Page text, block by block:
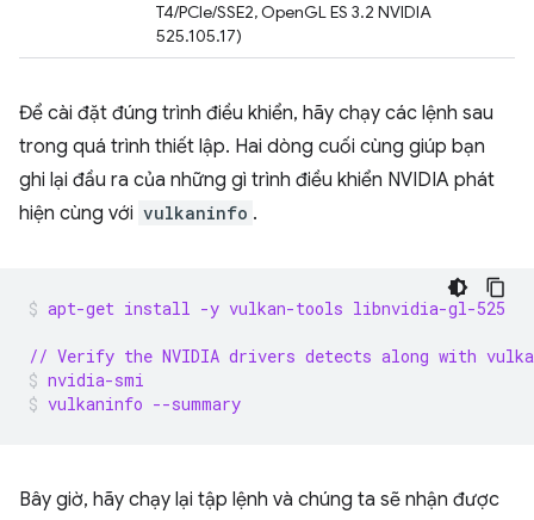
T4/PCIe/SSE2, OpenGL ES 3.2 NVIDIA
525.105.17)
Để cài đặt đúng trình điều khiển, hãy chạy các lệnh sau
trong quá trình thiết lập. Hai dòng cuối cùng giúp bạn
ghi lại đầu ra của những gì trình điều khiển NVIDIA phát
hiện cùng với vulkaninfo .
apt-get install -y vulkan-tools libnvidia-gl-525
// Verify the NVIDIA drivers detects along with
nvidia-smi
vulkaninfo --summary
Bây giờ, hãy chạy lại tập lệnh và chúng ta sẽ nhận được